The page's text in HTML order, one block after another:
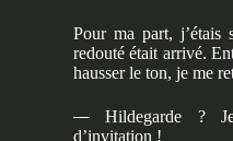
Pour ma part,
redouté était arrivé.
hausser le ton, je me
—Hildegarde ?
d’invitation !